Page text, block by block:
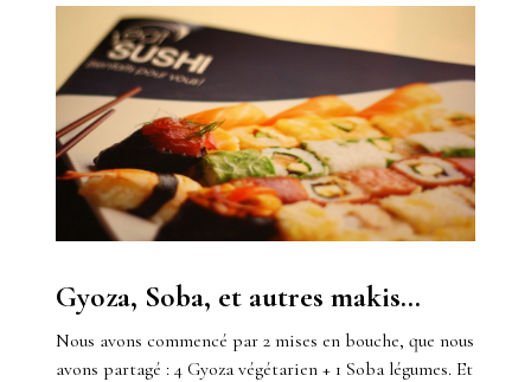
Gyoza, Soba, et autres makis…
Nous avons commencé par 2 mises en bouche, que nous
avons partagé : 4 Gyoza végétarien + 1 Soba légumes. Et